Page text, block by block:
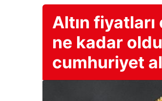
Altın fiyatları
ne kadar
cumhuriyet